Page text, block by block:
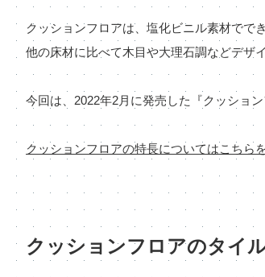
クッションフロアは、塩化ビニル素材でで
他の床材に比べて木目や大理石調などデザ
今回は、2022年2月に発売した『クッショ
クッションフロアの特長についてはこちら
クッションフロアのタイ